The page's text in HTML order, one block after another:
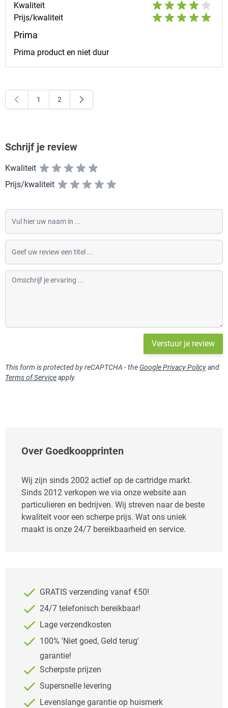
Kwaliteit
Prijs/kwaliteit
Prima
Prima product en niet duur
U lees momenteel pagina
1
Pagina
2
Schrijf je review
Kwaliteit
Prijs/kwaliteit
Vul hier uw naam in
Geef uw review een titel
Omschrijf je ervaring
Verstuur je review
This form is protected by reCAPTCHA - the Google Privacy Policyand
Terms of Serviceapply.
Over Goedkoopprinten
Wij zijn sinds 2002 actief op de cartridge markt.
Sinds 2012 verkopen we via onze website aan
particulieren en bedrijven. Wij streven naar de beste
kwaliteit voor een scherpe prijs. Wat ons uniek
maakt is onze 24/7 bereikbaarheid en service.
GRATIS verzending vanaf €50!
24/7 telefonisch bereikbaar!
Lage verzendkosten
100% 'Niet goed, Geld terug'
garantie!
Scherpste prijzen
Supersnelle levering
Levenslange garantie op huismerk